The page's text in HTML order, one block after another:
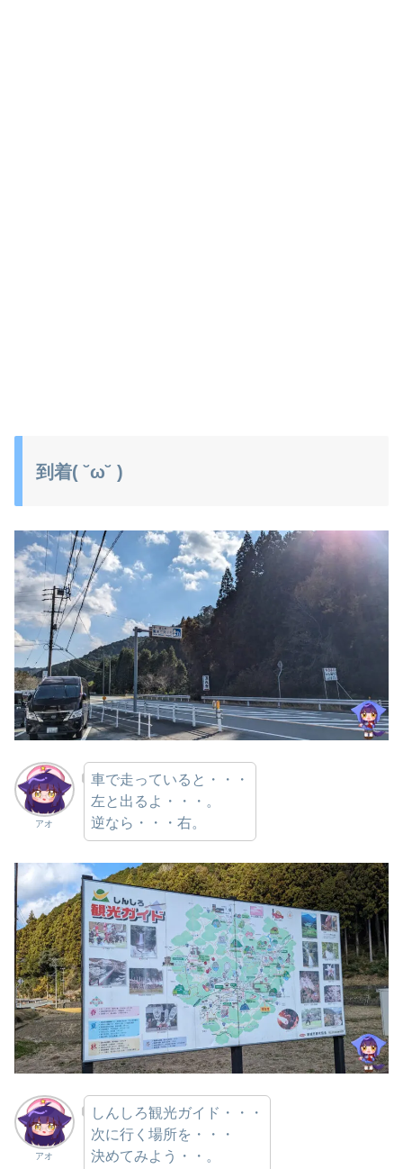
到着( ˘ω˘ )
アオ
車で走っていると・・・
左と出るよ・・・。
逆なら・・・右。
アオ
しんしろ観光ガイド・・・
次に行く場所を・・・
決めてみよう・・。